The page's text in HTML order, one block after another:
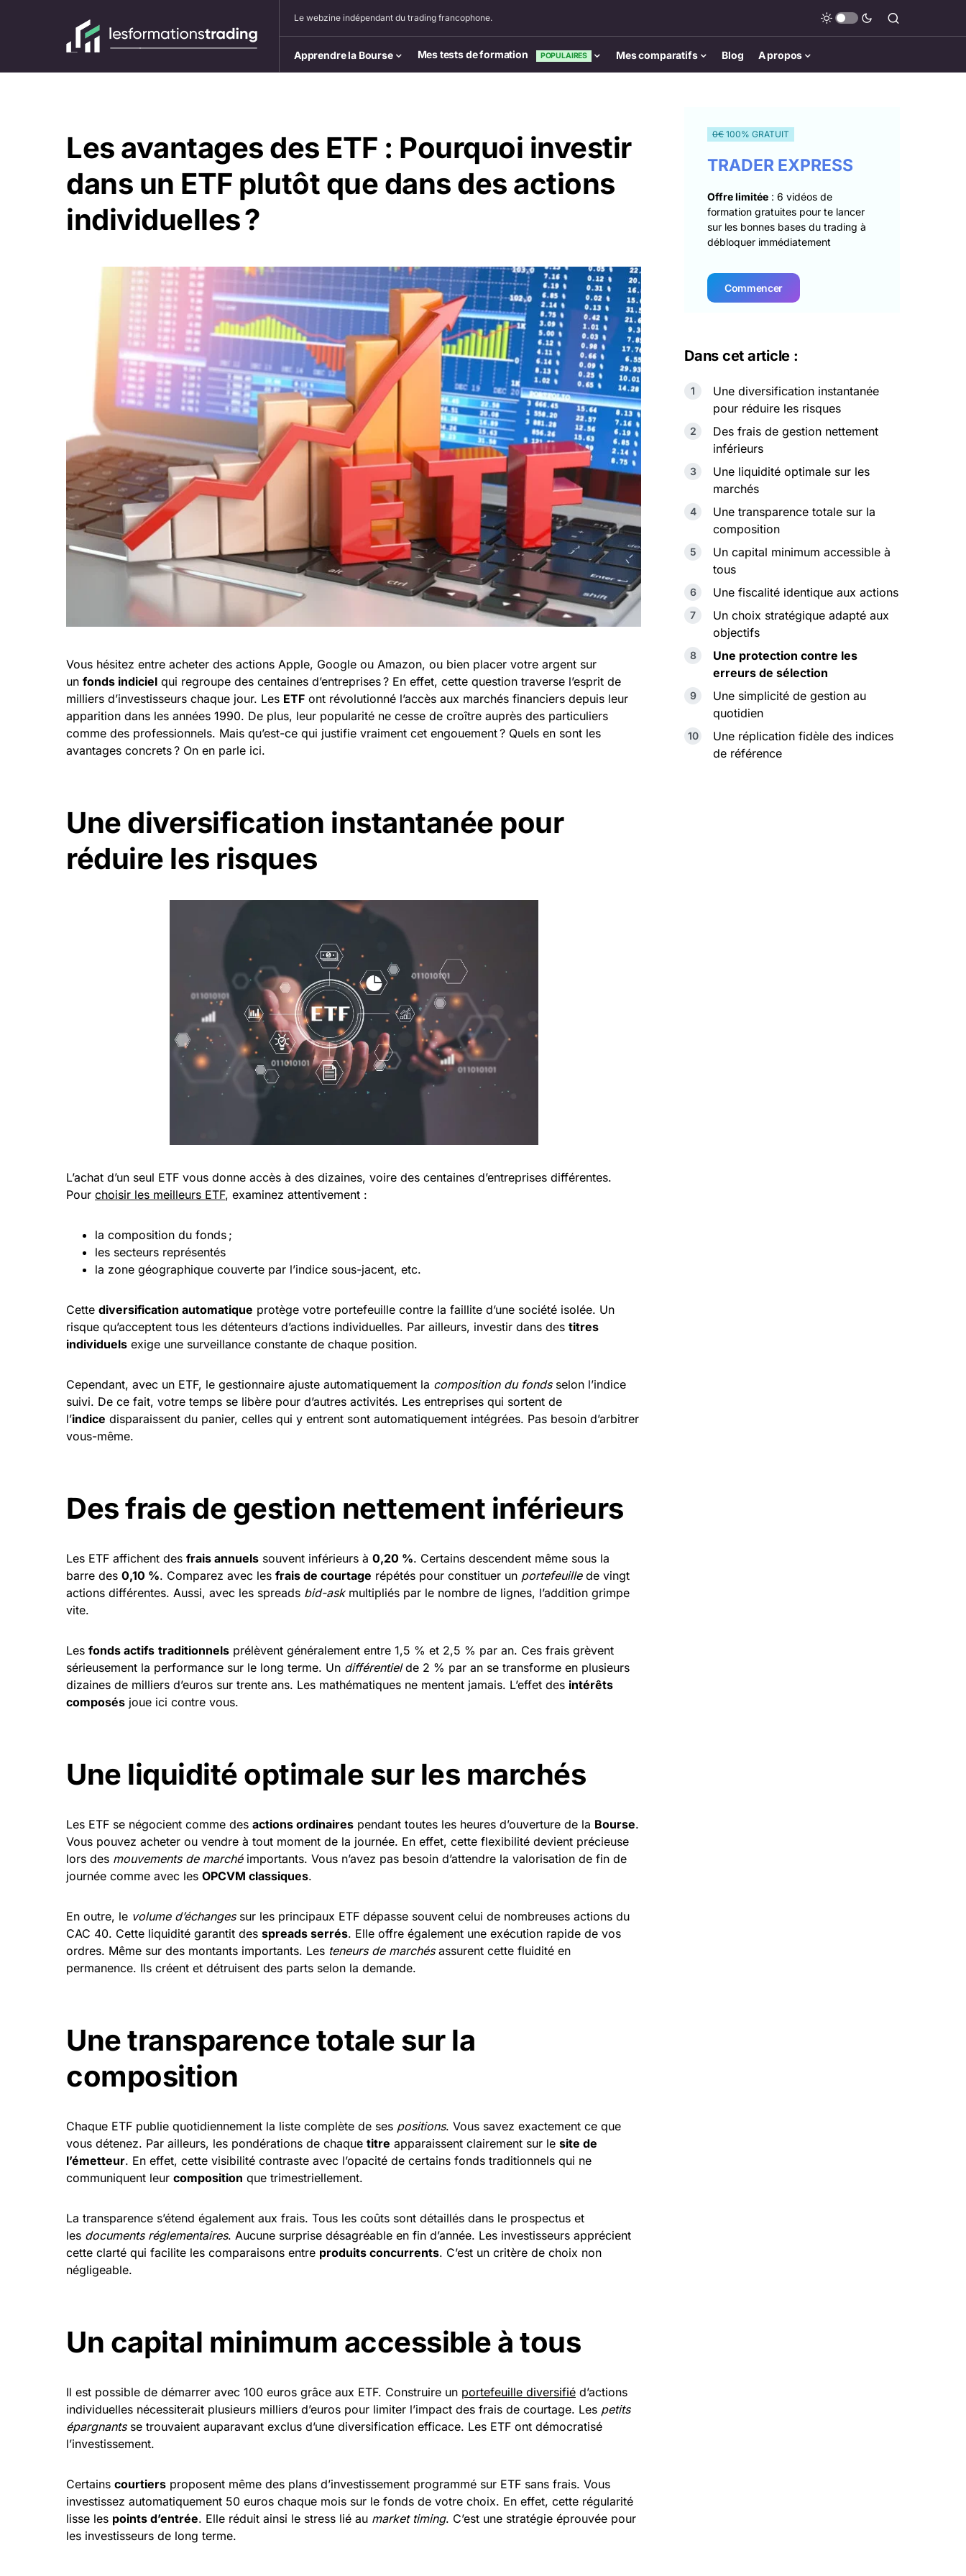
Le webzine indépendant du trading francophone.
Apprendre la Bourse Mes tests de formation POPULAIRES Mes comparatifs Blog A propos
Les avantages des ETF : Pourquoi investir
dans un ETF plutôt que dans des actions
individuelles ?
Vous hésitez entre acheter des actions Apple, Google ou Amazon, ou bien placer votre argent sur
un fonds indiciel qui regroupe des centaines d’entreprises ? En effet, cette question traverse l’esprit de
milliers d’investisseurs chaque jour. Les ETF ont révolutionné l’accès aux marchés financiers depuis leur
apparition dans les années 1990. De plus, leur popularité ne cesse de croître auprès des particuliers
comme des professionnels. Mais qu’est-ce qui justifie vraiment cet engouement ? Quels en sont les
avantages concrets ? On en parle ici.
Une diversification instantanée pour
réduire les risques
L’achat d’un seul ETF vous donne accès à des dizaines, voire des centaines d’entreprises différentes.
Pour choisir les meilleurs ETF, examinez attentivement :
la composition du fonds ;
les secteurs représentés
la zone géographique couverte par l’indice sous-jacent, etc.
Cette diversification automatique protège votre portefeuille contre la faillite d’une société isolée. Un
risque qu’acceptent tous les détenteurs d’actions individuelles. Par ailleurs, investir dans des titres
individuels exige une surveillance constante de chaque position.
Cependant, avec un ETF, le gestionnaire ajuste automatiquement la composition du fondsselon l’indice
suivi. De ce fait, votre temps se libère pour d’autres activités. Les entreprises qui sortent de
l’indice disparaissent du panier, celles qui y entrent sont automatiquement intégrées. Pas besoin d’arbitrer
vous-même.
Des frais de gestion nettement inférieurs
Les ETF affichent des frais annuels souvent inférieurs à 0,20 %. Certains descendent même sous la
barre des 0,10 %. Comparez avec les frais de courtage répétés pour constituer un portefeuillede vingt
actions différentes. Aussi, avec les spreads bid-askmultipliés par le nombre de lignes, l’addition grimpe
vite.
Les fonds actifs traditionnels prélèvent généralement entre 1,5 % et 2,5 % par an. Ces frais grèvent
sérieusement la performance sur le long terme. Un différentielde 2 % par an se transforme en plusieurs
dizaines de milliers d’euros sur trente ans. Les mathématiques ne mentent jamais. L’effet des intérêts
composés joue ici contre vous.
Une liquidité optimale sur les marchés
Les ETF se négocient comme des actions ordinaires pendant toutes les heures d’ouverture de la Bourse.
Vous pouvez acheter ou vendre à tout moment de la journée. En effet, cette flexibilité devient précieuse
lors des mouvements de marchéimportants. Vous n’avez pas besoin d’attendre la valorisation de fin de
journée comme avec les OPCVM classiques.
En outre, le volume d’échangessur les principaux ETF dépasse souvent celui de nombreuses actions du
CAC 40. Cette liquidité garantit des spreads serrés. Elle offre également une exécution rapide de vos
ordres. Même sur des montants importants. Les teneurs de marchésassurent cette fluidité en
permanence. Ils créent et détruisent des parts selon la demande.
Une transparence totale sur la
composition
Chaque ETF publie quotidiennement la liste complète de ses positions. Vous savez exactement ce que
vous détenez. Par ailleurs, les pondérations de chaque titre apparaissent clairement sur le site de
l’émetteur. En effet, cette visibilité contraste avec l’opacité de certains fonds traditionnels qui ne
communiquent leur composition que trimestriellement.
La transparence s’étend également aux frais. Tous les coûts sont détaillés dans le prospectus et
les documents réglementaires. Aucune surprise désagréable en fin d’année. Les investisseurs apprécient
cette clarté qui facilite les comparaisons entre produits concurrents. C’est un critère de choix non
négligeable.
Un capital minimum accessible à tous
Il est possible de démarrer avec 100 euros grâce aux ETF. Construire un portefeuille diversifié d’actions
individuelles nécessiterait plusieurs milliers d’euros pour limiter l’impact des frais de courtage. Les petits
épargnantsse trouvaient auparavant exclus d’une diversification efficace. Les ETF ont démocratisé
l’investissement.
Certains courtiers proposent même des plans d’investissement programmé sur ETF sans frais. Vous
investissez automatiquement 50 euros chaque mois sur le fonds de votre choix. En effet, cette régularité
lisse les points d’entrée. Elle réduit ainsi le stress lié au market timing. C’est une stratégie éprouvée pour
les investisseurs de long terme.
0€100% GRATUIT
TRADER EXPRESS
Offre limitée : 6 vidéos de
formation gratuites pour te lancer
sur les bonnes bases du trading à
débloquer immédiatement
Commencer
Dans cet article :
Une diversification instantanée
pour réduire les risques
Des frais de gestion nettement
inférieurs
Une liquidité optimale sur les
marchés
Une transparence totale sur la
composition
Un capital minimum accessible à
tous
Une fiscalité identique aux actions
Un choix stratégique adapté aux
objectifs
Une protection contre les
erreurs de sélection
Une simplicité de gestion au
quotidien
Une réplication fidèle des indices
de référence